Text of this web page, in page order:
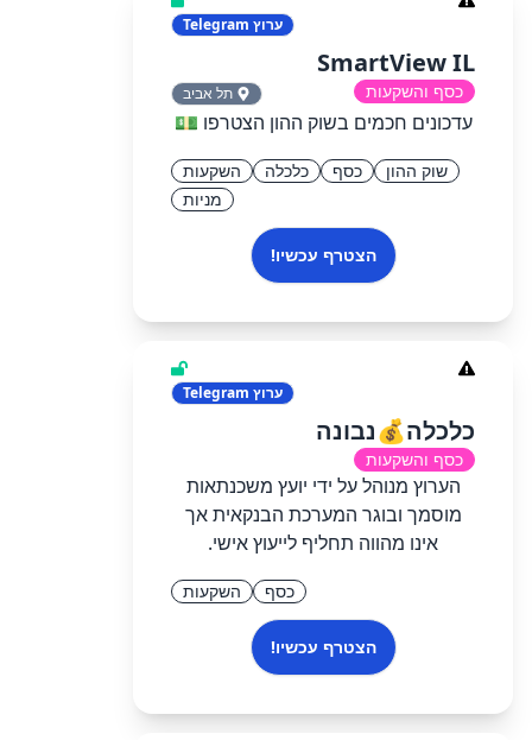
ערוץ
SmartView IL
כסף והשקעות תל אביב
עדכונים חכמים בשוק ההון הצטרפו 💵
שוק ההון כסף כלכלה
השקעות
מניות
הצטרף עכשיו!
ערוץ
כלכלה💰נבונה
כסף והשקעות
הערוץ מנוהל על ידי יועץ משכנתאות
מוסמך ובוגר המערכת הבנקאית אך
אינו מהווה תחליף לייעוץ אישי.
כסף השקעות
הצטרף עכשיו!